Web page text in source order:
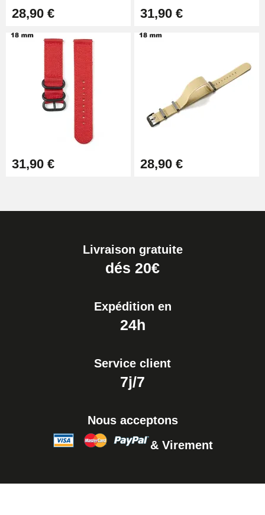
28,90 € 31,90 €
31,90 € 28,90 €
Livraison gratuite
dés 20€
Expédition en
24h
Service client
7j/7
Nous acceptons
& Virement